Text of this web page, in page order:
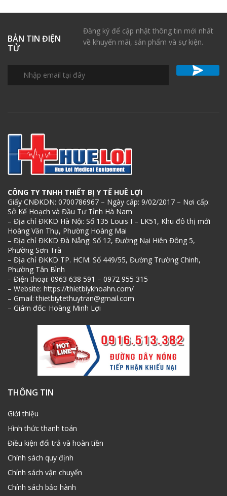
BẢN TIN ĐIỆN
TỬ
Đăng ký để cập nhật thông tin mới nhất
về khuyến mãi, sản phẩm và sự kiện.
CÔNG TY TNHH THIẾT BỊ Y TẾ HUÊ LỢI
Giấy CNĐKDN: 0700786967 – Ngày cấp: 9/02/2017 – Nơi cấp:
Sở Kế Hoạch và Đầu Tư Tỉnh Hà Nam
– Địa chỉ ĐKKD Hà Nội: Số 135 Louis I – LK51, Khu đô thị mới
Hoàng Văn Thụ, Phường Hoàng Mai
– Địa chỉ ĐKKD Đà Nẵng: Số 12, Đường Nại Hiên Đông 5,
Phường Sơn Trà
– Địa chỉ ĐKKD TP. HCM: Số 449/55, Đường Trường Chinh,
Phường Tân Bình
– Điện thoại: 0963 638 591 – 0972 955 315
– Website: https://thietbiykhoahn.com/
– Gmail: thietbiytethuytran@gmail.com
– Giám đốc: Hoàng Minh Lợi
THÔNG TIN
Giới thiệu
Hình thức thanh toán
Điều kiện đổi trả và hoàn tiền
Chính sách quy định
Chính sách vận chuyển
Chính sách bảo hành